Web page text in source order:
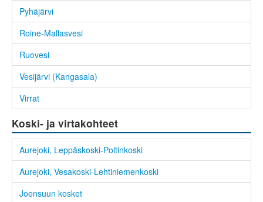
Pyhäjärvi
Roine-Mallasvesi
Ruovesi
Vesijärvi (Kangasala)
Virrat
Koski- ja virtakohteet
Aurejoki, Leppäskoski-Poltinkoski
Aurejoki, Vesakoski-Lehtiniemenkoski
Joensuun kosket